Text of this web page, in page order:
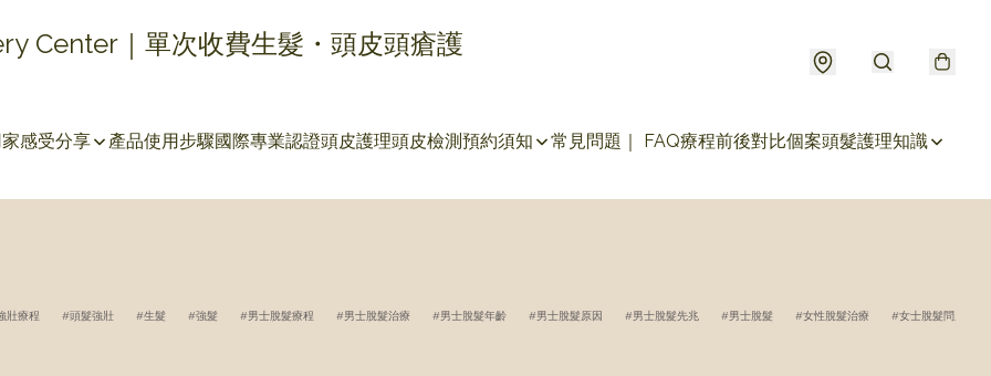
Center｜單次收費生髮・頭皮頭瘡護
感受分享 產品使用步驟國際專業認證頭皮護理頭皮檢測預約須知 常見問題｜ FAQ療程前後對比個案頭髮護理知識
壯療程 頭髮強壯 生髮 強髮 男士脫髮療程 男士脫髮治療 男士脫髮年齡 男士脫髮原因 男士脫髮先兆 男士脫髮 女性脫髮治療 女士脫髮問題